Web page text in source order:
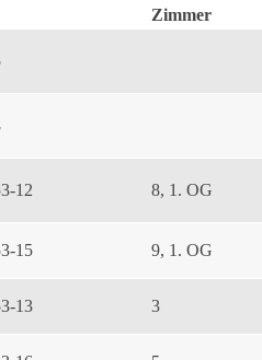
Zimmer
12 8, 1. OG
15 9, 1. OG
13 3